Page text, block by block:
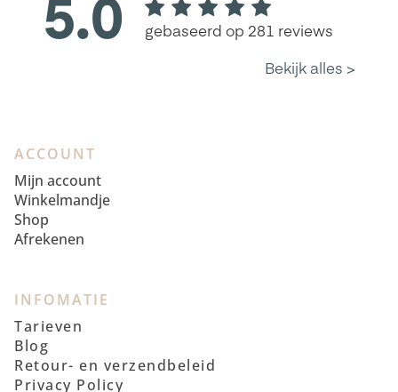
ACCOUNT
Mijn account
Winkelmandje
Shop
Afrekenen
INFOMATIE
Tarieven
Blog
Retour- en verzendbeleid
Privacy Policy